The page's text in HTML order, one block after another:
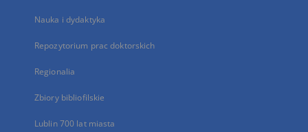
Nauka i dydaktyka
Repozytorium prac doktorskich
Regionalia
Zbiory bibliofilskie
Lublin 700 lat miasta